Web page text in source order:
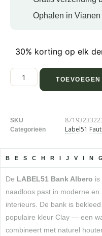
Ophalen in
30% korting op elk
SKU
Categorieën Label51
De LABEL51 Bank Albero is
naadloos past in moderne
interieurs. De bank is
populaire kleur Clay — een
combineert met naturel